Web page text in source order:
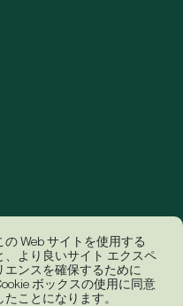
の Web サイトを使用する
、より良いサイト エクスペ
エンスを確保するために
ボックスの使用に同意
たことになります。